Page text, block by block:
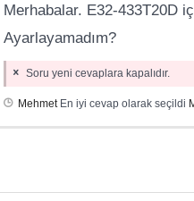
Merhabalar. E32-433T20D
Ayarlayamadım?
Soru yeni cevaplara kapalıdır.
MehmetEn iyi cevap olarak seçildi